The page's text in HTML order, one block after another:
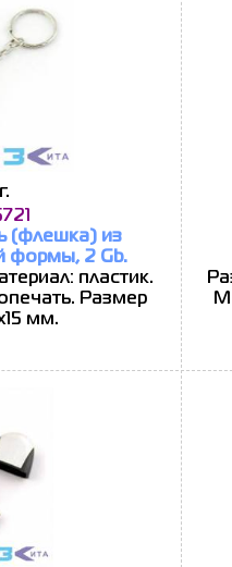
(флешка) из
формы, 2 Gb.
пластик.
Размер
мм.